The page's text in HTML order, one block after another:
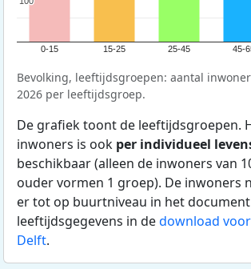
0-15 15-25 25-45 45-
Bevolking, leeftijdsgroepen: aantal
2026 per leeftijdsgroep.
De grafiek toont de leeftijdsgroepen.
inwoners is ook per individueel
beschikbaar (alleen de inwoners van
ouder vormen 1 groep). De inwoners
er tot op buurtniveau in het
leeftijdsgegevens in dedownload
Delft.